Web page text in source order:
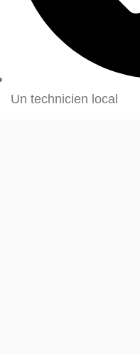
Un technicien local